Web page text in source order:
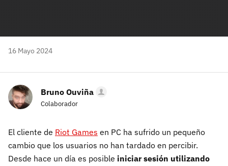
16 Mayo 2024
Bruno Ouviña
Colaborador
El cliente de Riot Games en PC ha sufrido un pequeño
cambio que los usuarios no han tardado en percibir.
Desde hace un día es posible iniciar sesión utilizando